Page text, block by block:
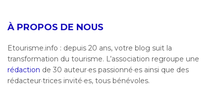
À PROPOS DE NOUS
Etourisme.info : depuis 20 ans, votre blog suit la
transformation du tourisme. L’association regroupe une
rédaction de 30 auteur·es passionné·es ainsi que des
rédacteur·trices invité·es, tous bénévoles.